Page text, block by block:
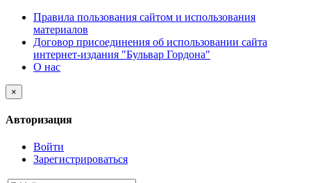
Правила пользования сайтом и использования
материалов
Договор присоединения об использовании сайта
интернет-издания "Бульвар Гордона"
О нас
×
Авторизация
Войти
Зарегистрироваться